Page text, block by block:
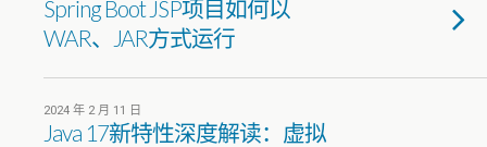
Spring Boot JSP项目如何以
WAR、JAR方式运行
2024 年 2 月 11 日
Java 17新特性深度解读：虚拟